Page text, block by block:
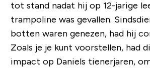
tot stand nadat hij op 12-jarige
trampoline was gevallen.
botten waren genezen, had hij
Zoals je je kunt voorstellen, had
impact op Daniels tienerjaren,